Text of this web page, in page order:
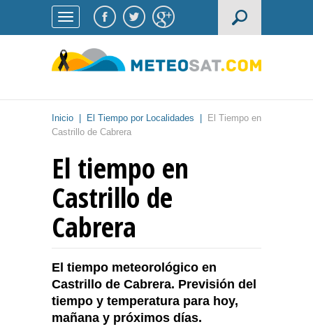
Inicio El Tiempo por Localidades
El Tiempo en
Castrillo de Cabrera
El tiempo en
Castrillo de
Cabrera
El tiempo meteorológico en
Castrillo de Cabrera. Previsión del
tiempo y temperatura para hoy,
mañana y próximos días.